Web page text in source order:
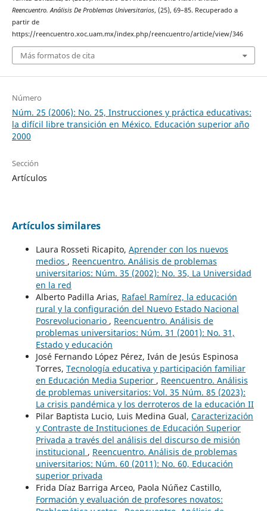
Reencuentro. Análisis De Problemas Universitarios, (25), 69–85. Recuperado a
partir de
https://reencuentro.xoc.uam.mx/index.php/reencuentro/article/view/346
Más formatos de cita
Número
Núm. 25 (2006): No. 25, Instrucciones y práctica educativas:
la difícil libre transición en México. Educación superior año
2000
Sección
Artículos
Artículos similares
Laura Rosseti Ricapito, Aprender con los nuevos
medios , Reencuentro. Análisis de problemas
universitarios: Núm. 35 (2002): No. 35, La Universidad
en la red
Alberto Padilla Arias, Rafael Ramírez, la educación
rural y la configuración del Nuevo Estado Nacional
Posrevolucionario , Reencuentro. Análisis de
problemas universitarios: Núm. 31 (2001): No. 31,
Estado y educación
José Fernando López Pérez, Iván de Jesús Espinosa
Torres, Tecnología educativa y participación familiar
en Educación Media Superior , Reencuentro. Análisis
de problemas universitarios: Vol. 35 Núm. 85 (2023):
La crisis pandémica y los derroteros de la educación II
Pilar Baptista Lucio, Luis Medina Gual, Caracterización
y Contraste de Instituciones de Educación Superior
Privada a través del análisis del discurso de misión
institucional , Reencuentro. Análisis de problemas
universitarios: Núm. 60 (2011): No. 60, Educación
superior privada
Frida Díaz Barriga Arceo, Paola Núñez Castillo,
Formación y evaluación de profesores novatos: